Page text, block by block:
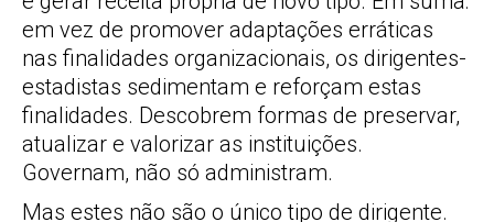
em vez de promover adaptações erráticas
nas finalidades organizacionais, os dirigentes-
estadistas sedimentam e reforçam estas
finalidades. Descobrem formas de preservar,
atualizar e valorizar as instituições.
Governam, não só administram.
Mas estes não são o único tipo de dirigente.